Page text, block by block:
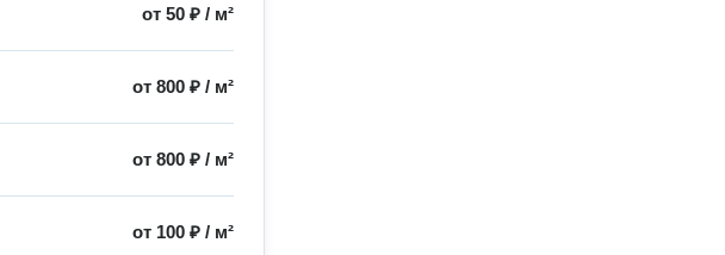
от50 ₽ / м²
от800 ₽ / м²
от800 ₽ / м²
от 100 ₽ / м²